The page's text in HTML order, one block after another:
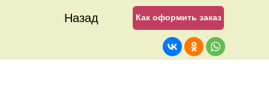
Назад Как оформить заказ